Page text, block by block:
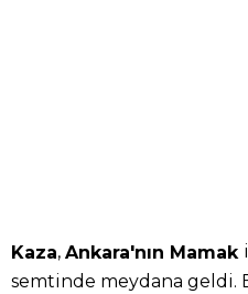
Kaza, Ankara'nın Mamak
semtinde meydana geldi.